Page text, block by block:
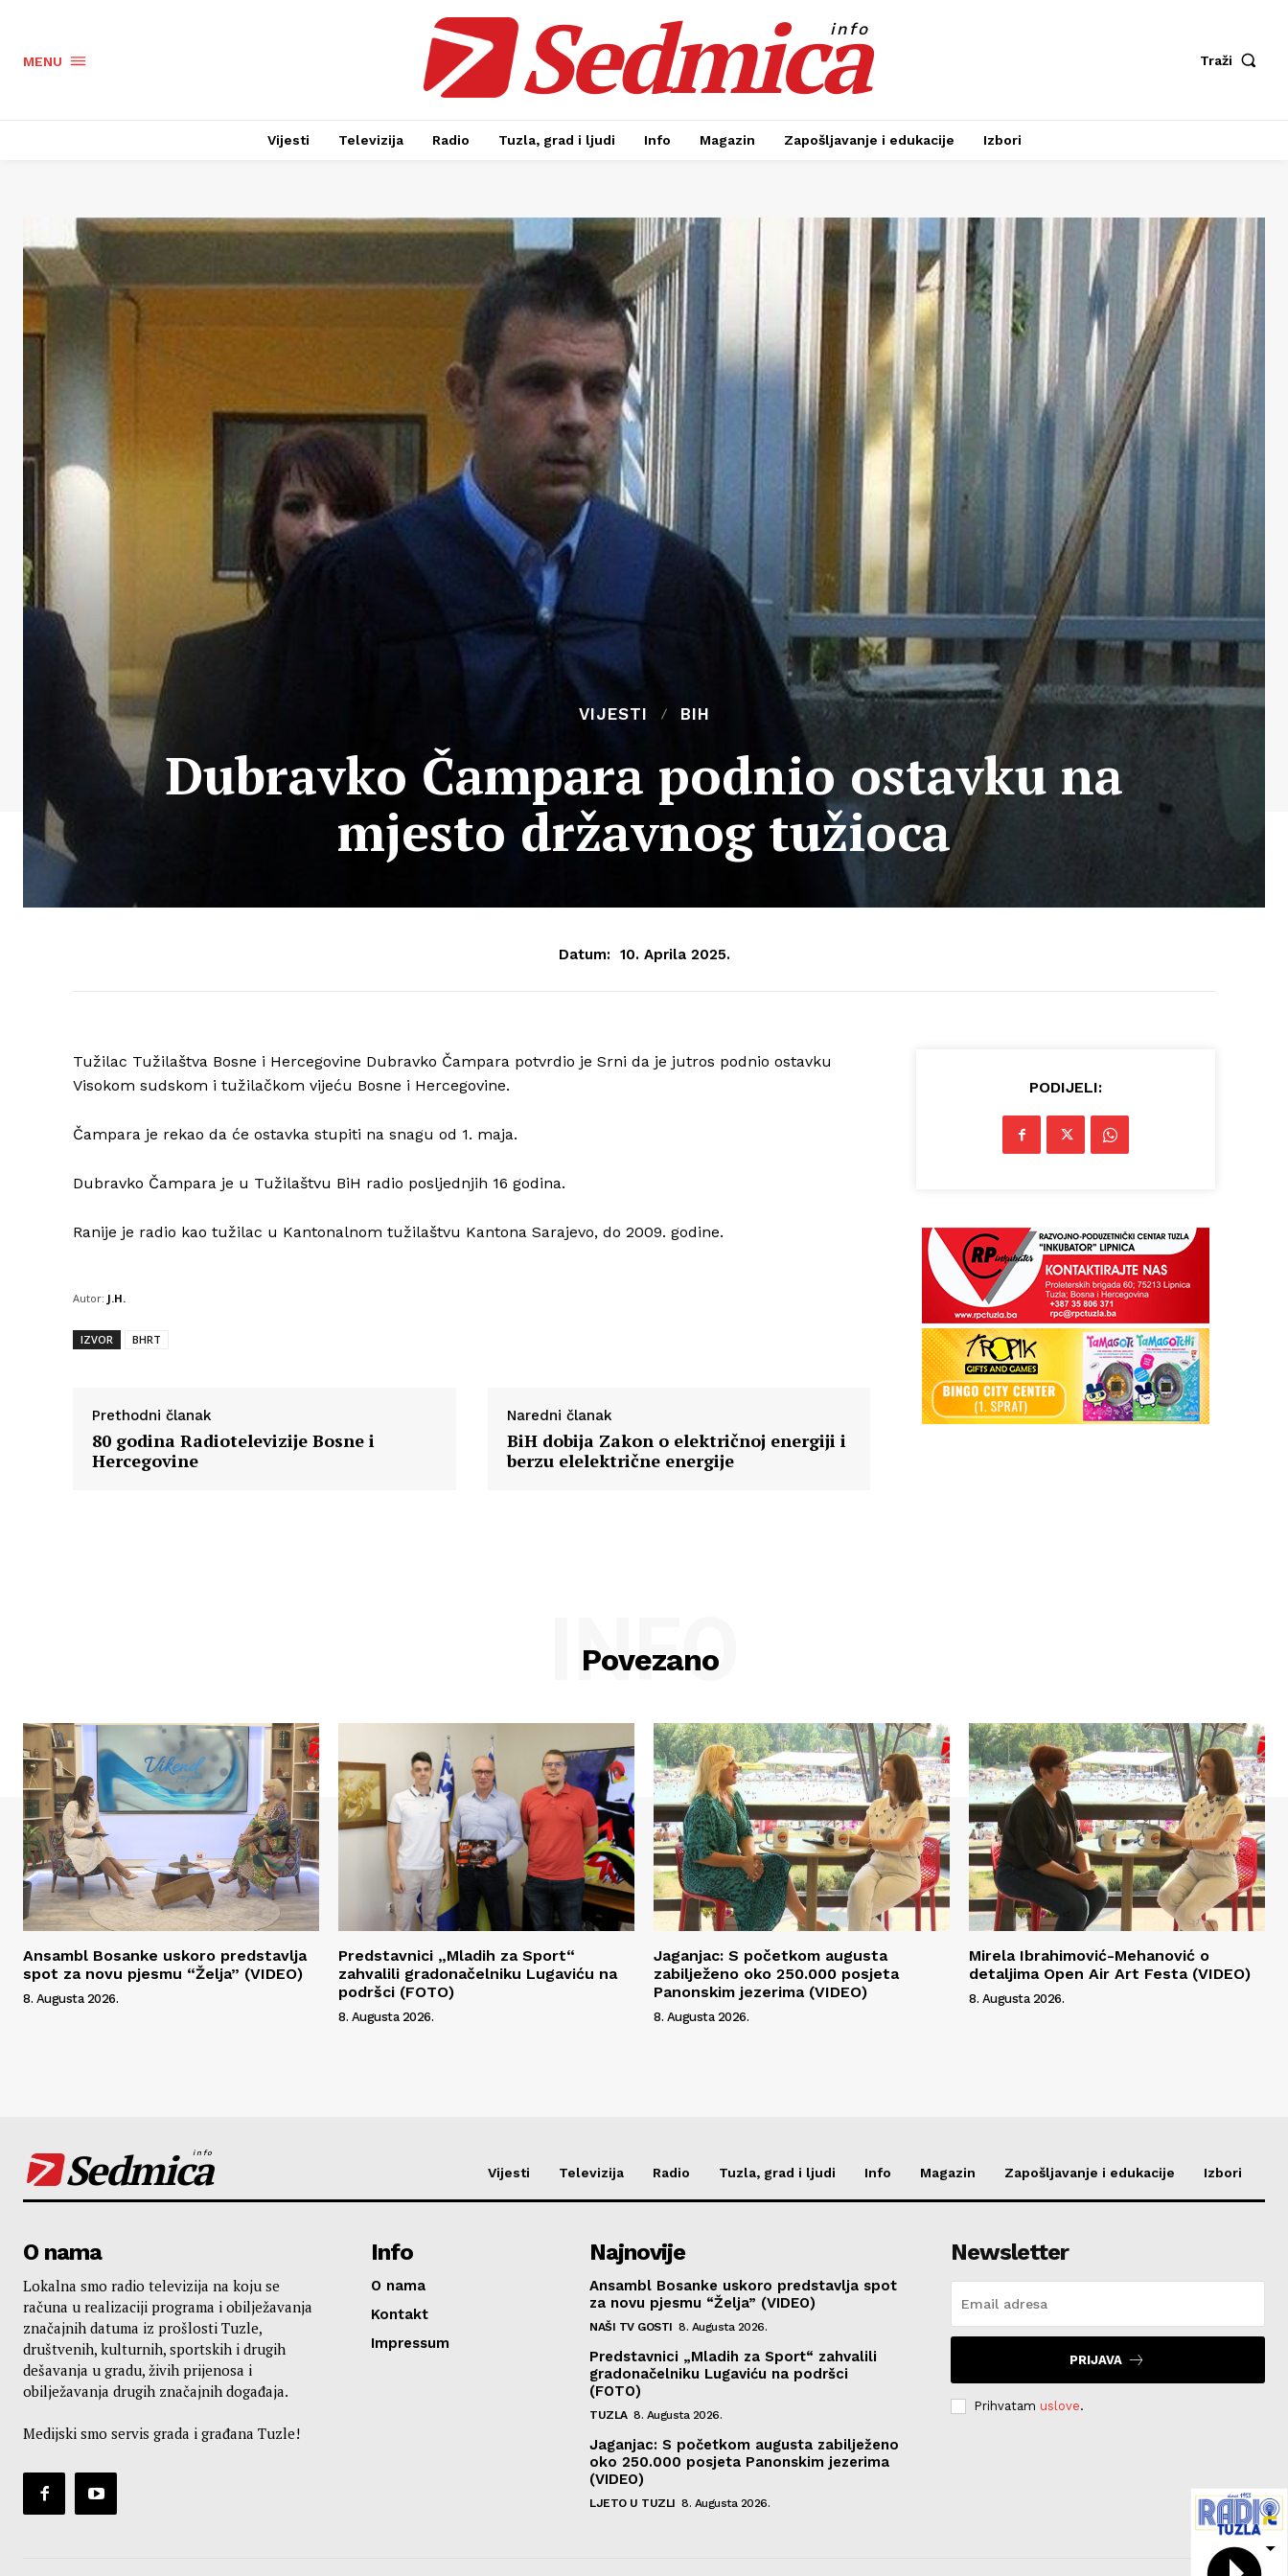
MENU Sedmica
info
Traži
Vijesti Televizija Radio Tuzla, grad i ljudi Info Magazin Zapošljavanje i edukacije Izbori
VIJESTI BIH
Dubravko Čampara podnio ostavku na
mjesto državnog tužioca
Datum: 10. Aprila 2025.
Tužilac Tužilaštva Bosne i Hercegovine Dubravko Čampara potvrdio je Srni da je jutros podnio ostavku
Visokom sudskom i tužilačkom vijeću Bosne i Hercegovine.
Čampara je rekao da će ostavka stupiti na snagu od 1. maja.
Dubravko Čampara je u Tužilaštvu BiH radio posljednjih 16 godina.
Ranije je radio kao tužilac u Kantonalnom tužilaštvu Kantona Sarajevo, do 2009. godine.
Autor: J.H.
IZVOR BHRT
Prethodni članak
80 godina Radiotelevizije Bosne i
Hercegovine
Naredni članak
BiH dobija Zakon o električnoj energiji i
berzu elelektrične energije
PODIJELI:
Povezano
INFO
Ansambl Bosanke uskoro predstavlja
spot za novu pjesmu “Želja” (VIDEO)
8. Augusta 2026.
Predstavnici „Mladih za Sport“
zahvalili gradonačelniku Lugaviću na
podršci (FOTO)
8. Augusta 2026.
Jaganjac: S početkom augusta
zabilježeno oko 250.000 posjeta
Panonskim jezerima (VIDEO)
8. Augusta 2026.
Mirela Ibrahimović-Mehanović o
detaljima Open Air Art Festa (VIDEO)
8. Augusta 2026.
Sedmica
info
Vijesti Televizija Radio Tuzla, grad i ljudi Info Magazin Zapošljavanje i edukacije Izbori
O nama
Lokalna smo radio televizija na koju se
računa u realizaciji programa i obilježavanja
značajnih datuma iz prošlosti Tuzle,
društvenih, kulturnih, sportskih i drugih
dešavanja u gradu, živih prijenosa i
obilježavanja drugih značajnih događaja.
Medijski smo servis grada i građana Tuzle!
Info
O nama
Kontakt
Impressum
Najnovije
Ansambl Bosanke uskoro predstavlja spot
za novu pjesmu “Želja” (VIDEO)
NAŠI TV GOSTI 8. Augusta 2026.
Predstavnici „Mladih za Sport“ zahvalili
gradonačelniku Lugaviću na podršci
(FOTO)
TUZLA 8. Augusta 2026.
Jaganjac: S početkom augusta zabilježeno
oko 250.000 posjeta Panonskim jezerima
(VIDEO)
LJETO U TUZLI 8. Augusta 2026.
Newsletter
PRIJAVA
Prihvatam uslove.